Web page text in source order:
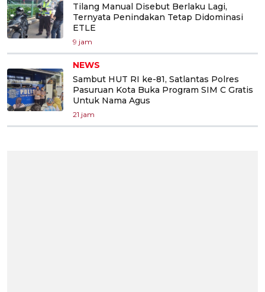
Tilang Manual Disebut Berlaku Lagi,
Ternyata Penindakan Tetap Didominasi
ETLE
9 jam
NEWS
Sambut HUT RI ke-81, Satlantas Polres
Pasuruan Kota Buka Program SIM C Gratis
Untuk Nama Agus
21 jam